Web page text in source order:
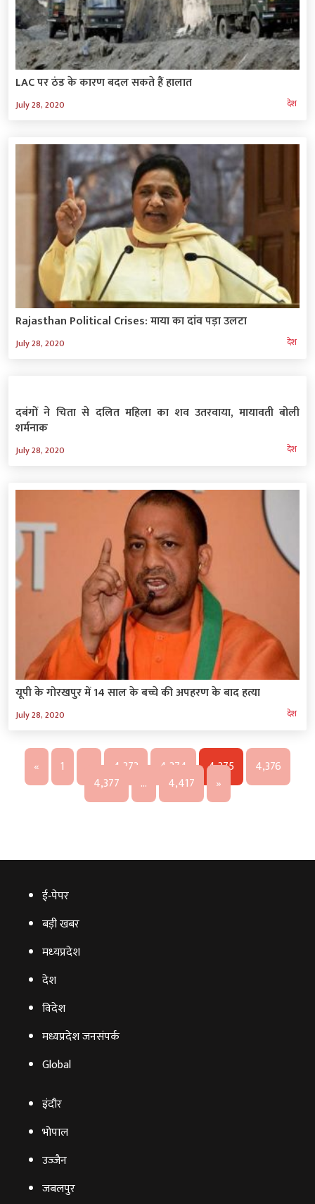
LAC पर ठंड के कारण बदल सकते हैं हालात
July 28, 2020 देश
Rajasthan Political Crises: माया का दांव पड़ा उलटा
July 28, 2020 देश
दबंगों ने चिता से दलित महिला का शव उतरवाया, मायावती बोली
शर्मनाक
July 28, 2020 देश
यूपी के गोरखपुर में 14 साल के बच्चे की अपहरण के बाद हत्या
July 28, 2020 देश
« 1 4,373 4,374 4,375
4,376
4,377
… 4,417 »
ई‑पेपर
बड़ी खबर
मध्‍यप्रदेश
देश
विदेश
मध्यप्रदेश जनसंपर्क
Global
इंदौर
भोपाल
उज्‍जैन
जबलपुर